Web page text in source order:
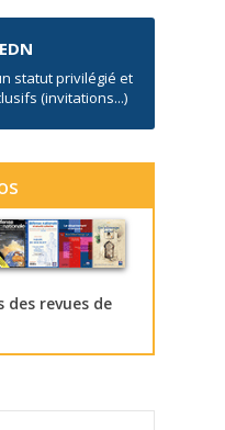
statut privilégié et
(invitations...)
des revues de